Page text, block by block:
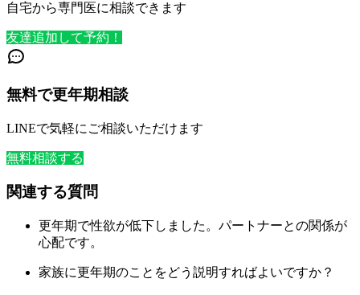
自宅から専門医に相談できます
友達追加して予約！
無料で更年期相談
LINEで気軽にご相談いただけます
無料相談する
関連する質問
更年期で性欲が低下しました。パートナーとの関係が
心配です。
家族に更年期のことをどう説明すればよいですか？